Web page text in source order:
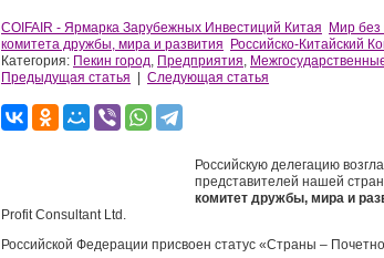
COIFAIR - Ярмарка Зарубежных Инвестиций Китая Мир без
комитета дружбы, мира и развития
Российско-Китайский
Категория: Пекин город, Предприятия,
Предыдущая статья
Следующая статья
Российскую делегацию
представителей нашей
комитет дружбы, мира и
Profit Consultant Ltd.
Российской Федерации присвоен статус «Страны –